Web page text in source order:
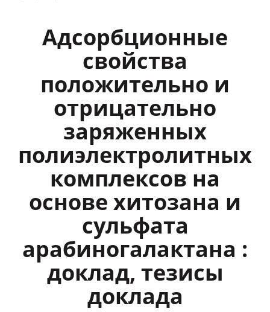
Адсорбционные
свойства
положительно и
отрицательно
заряженных
полиэлектролитных
комплексов на
основе хитозана и
сульфата
арабиногалактана :
доклад, тезисы
доклада